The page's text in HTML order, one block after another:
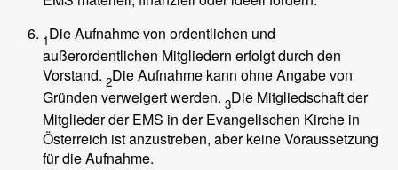
1Die Aufnahme von ordentlichen und
außerordentlichen Mitgliedern erfolgt durch den
Vorstand. 2Die Aufnahme kann ohne Angabe von
Gründen verweigert werden. 3Die Mitgliedschaft der
Mitglieder der EMS in der Evangelischen Kirche in
Österreich ist anzustreben, aber keine Voraussetzung
für die Aufnahme.